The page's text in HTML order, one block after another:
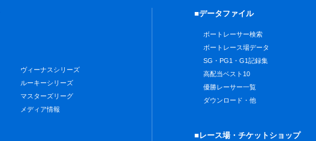
ヴィーナスシリーズ
ルーキーシリーズ
マスターズリーグ
メディア情報
■データファイル
ボートレーサー検索
ボートレース場データ
SG・PG1・G1記録集
高配当ベスト10
優勝レーサー一覧
ダウンロード・他
■レース場・チケットショップ